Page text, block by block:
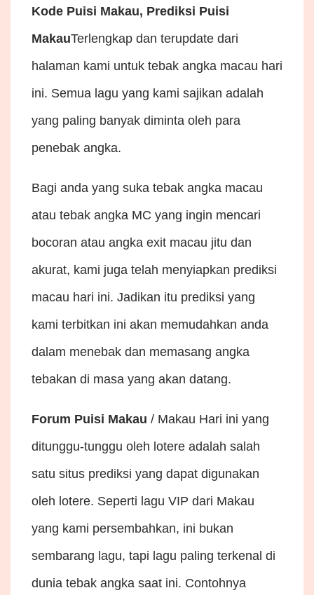
Kode Puisi Makau, Prediksi Puisi
MakauTerlengkap dan terupdate dari
halaman kami untuk tebak angka macau hari
ini. Semua lagu yang kami sajikan adalah
yang paling banyak diminta oleh para
penebak angka.
Bagi anda yang suka tebak angka macau
atau tebak angka MC yang ingin mencari
bocoran atau angka exit macau jitu dan
akurat, kami juga telah menyiapkan prediksi
macau hari ini. Jadikan itu prediksi yang
kami terbitkan ini akan memudahkan anda
dalam menebak dan memasang angka
tebakan di masa yang akan datang.
Forum Puisi Makau / Makau Hari ini yang
ditunggu-tunggu oleh lotere adalah salah
satu situs prediksi yang dapat digunakan
oleh lotere. Seperti lagu VIP dari Makau
yang kami persembahkan, ini bukan
sembarang lagu, tapi lagu paling terkenal di
dunia tebak angka saat ini. Contohnya